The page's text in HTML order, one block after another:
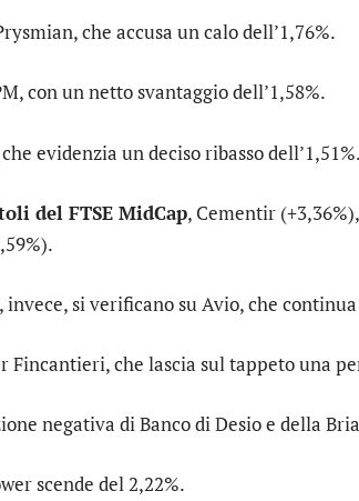
, che accusa un calo dell’1,76%.
, con un netto svantaggio dell’1,58%.
che evidenzia un deciso ribasso dell’1,51%.
del FTSE MidCap, Cementir (+3,36%),
si verificano suAvio, che
Fincantieri, che lascia sul tappeto una
negativa diBanco di Desio e della
scende del 2,22%.